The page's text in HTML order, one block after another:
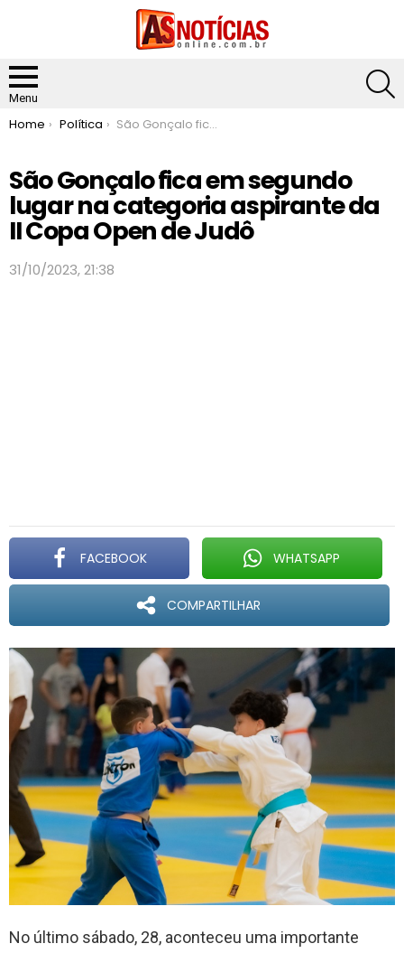
Menu
You are here:
Home Política São Gonçalo fica em segundo lugar na categoria aspirante da II Copa Open de Judô
São Gonçalo fica em segundo
lugar na categoria aspirante da
II Copa Open de Judô
31/10/2023, 21:38
FACEBOOK WHATSAPP
COMPARTILHAR
No último sábado, 28, aconteceu uma importante